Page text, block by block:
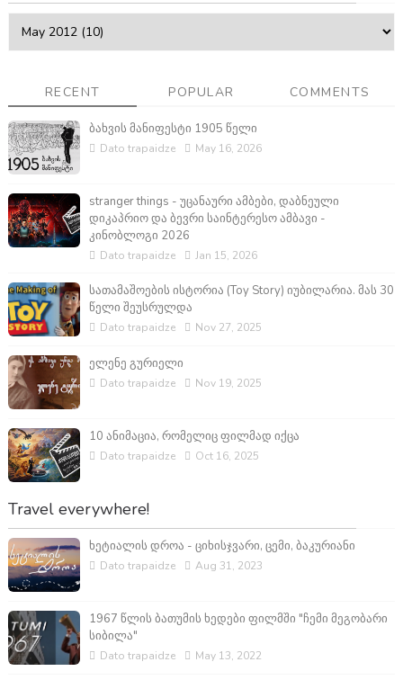
RECENT POPULAR COMMENTS
ბახვის მანიფესტი 1905 წელი
Dato trapaidze May 16, 2026
stranger things - უცანაური ამბები, დაბნეული
დიკაპრიო და ბევრი საინტერესო ამბავი -
კინობლოგი 2026
Dato trapaidze Jan 15, 2026
სათამაშოების ისტორია (Toy Story) იუბილარია. მას 30
წელი შეუსრულდა
Dato trapaidze Nov 27, 2025
ელენე გურიელი
Dato trapaidze Nov 19, 2025
10 ანიმაცია, რომელიც ფილმად იქცა
Dato trapaidze Oct 16, 2025
Travel everywhere!
ხეტიალის დროა - ციხისჯვარი, ცემი, ბაკურიანი
Dato trapaidze Aug 31, 2023
1967 წლის ბათუმის ხედები ფილმში "ჩემი მეგობარი
სიბილა"
Dato trapaidze May 13, 2022